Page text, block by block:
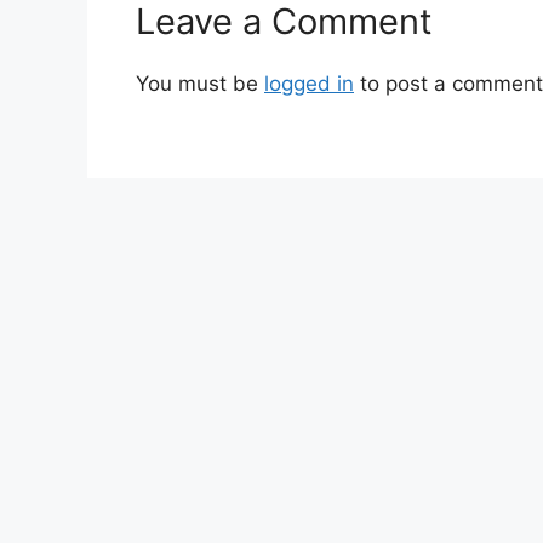
Leave a Comment
You must be logged in to post a